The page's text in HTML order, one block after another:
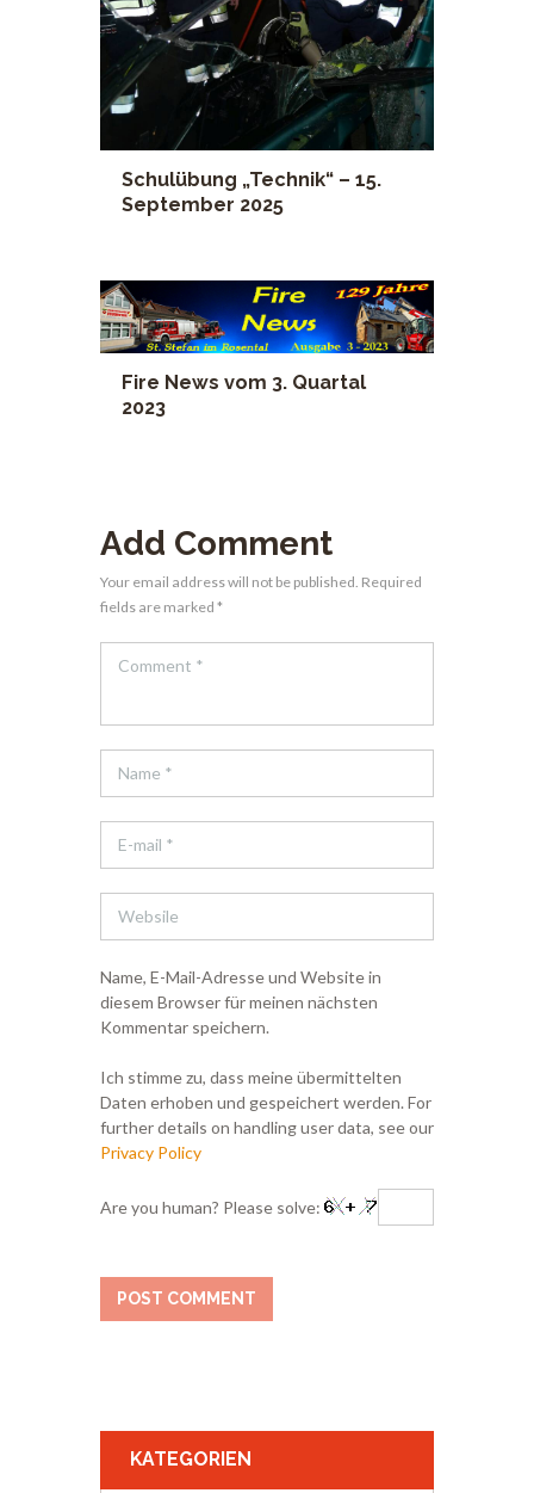
Schulübung „Technik“ – 15.
September 2025
Fire News vom 3. Quartal
2023
Add Comment
Your email address will not be published. Required
fields are marked *
Name, E-Mail-Adresse und Website in
diesem Browser für meinen nächsten
Kommentar speichern.
Ich stimme zu, dass meine übermittelten
Daten erhoben und gespeichert werden. For
further details on handling user data, see our
Privacy Policy
Are you human? Please solve:
KATEGORIEN